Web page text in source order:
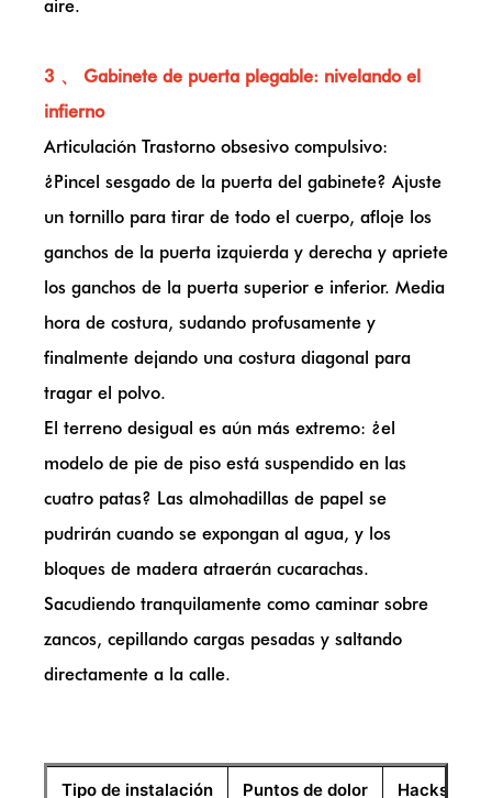
aire.
3 、 Gabinete de puerta plegable: nivelando el
infierno
Articulación Trastorno obsesivo compulsivo:
¿Pincel sesgado de la puerta del gabinete? Ajuste
un tornillo para tirar de todo el cuerpo, afloje los
ganchos de la puerta izquierda y derecha y apriete
los ganchos de la puerta superior e inferior. Media
hora de costura, sudando profusamente y
finalmente dejando una costura diagonal para
tragar el polvo.
El terreno desigual es aún más extremo: ¿el
modelo de pie de piso está suspendido en las
cuatro patas? Las almohadillas de papel se
pudrirán cuando se expongan al agua, y los
bloques de madera atraerán cucarachas.
Sacudiendo tranquilamente como caminar sobre
zancos, cepillando cargas pesadas y saltando
directamente a la calle.
Tipo de instalación Puntos de dolor Hacks y